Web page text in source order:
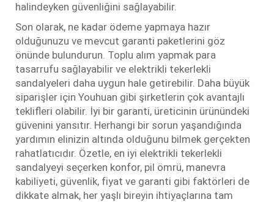
halindeyken güvenliğini sağlayabilir.
Son olarak, ne kadar ödeme yapmaya hazır
olduğunuzu ve mevcut garanti paketlerini göz
önünde bulundurun. Toplu alım yapmak para
tasarrufu sağlayabilir ve elektrikli tekerlekli
sandalyeleri daha uygun hale getirebilir. Daha büyük
siparişler için Youhuan gibi şirketlerin çok avantajlı
teklifleri olabilir. İyi bir garanti, üreticinin ürünündeki
güvenini yansıtır. Herhangi bir sorun yaşandığında
yardımın elinizin altında olduğunu bilmek gerçekten
rahatlatıcıdır. Özetle, en iyi elektrikli tekerlekli
sandalyeyi seçerken konfor, pil ömrü, manevra
kabiliyeti, güvenlik, fiyat ve garanti gibi faktörleri de
dikkate almak, her yaşlı bireyin ihtiyaçlarına tam